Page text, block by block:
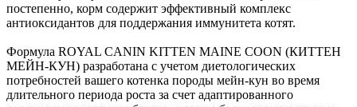
постепенно, корм содержит эффективный комплекс
антиоксидантов для поддержания иммунитета котят.
Формула ROYAL CANIN KITTEN MAINE COON (КИТТЕН
МЕЙН-КУН) разработана с учетом диетологических
потребностей вашего котенка породы мейн-кун во время
длительного периода роста за счет адаптированного